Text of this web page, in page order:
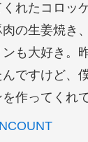
れたコロッ
肉の生姜焼き
も大好き。
ですけど、
作ってくれ